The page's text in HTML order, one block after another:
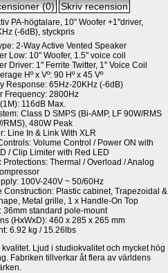
PA-högtalare, 10" Woofer +1"driver,
(-6dB), styckpris
2-Way Active Vented Speaker
Low: 10" Woofer, 1.5" voice coil
Driver: 1" Ferrite Twitter, 1" Voice Coil
Hº x Vº: 90 Hº x 45 Vº
Response: 65Hz-20KHz (-6dB)
Frequency: 2800Hz
116dB Max.
Class D SMPS (Bi-AMP, LF 90W/RMS
RMS), 480W Peak
Line In & Link With XLR
Volume Control / Power ON with
/ Clip Limiter with Red LED
Protections: Thermal / Overload / Analog
100V-240V ~ 50/60Hz
Construction: Plastic cabinet, Trapezoidal &
Metal grille, 1 x Handle-On Top
36mm standard pole-mount
(HxWxD): 460 x 285 x 265 mm
6.92 kg / 15.26lbs
kvalitet. Ljud i studiokvalitet och mycket hög
Fabriken tillverkar åt flera av världens